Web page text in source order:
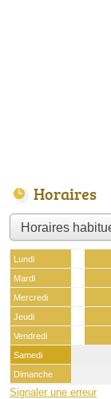
Horaires
Lundi
Mardi
Mercredi
Jeudi
Vendredi
Samedi
Dimanche
Signaler une erreur